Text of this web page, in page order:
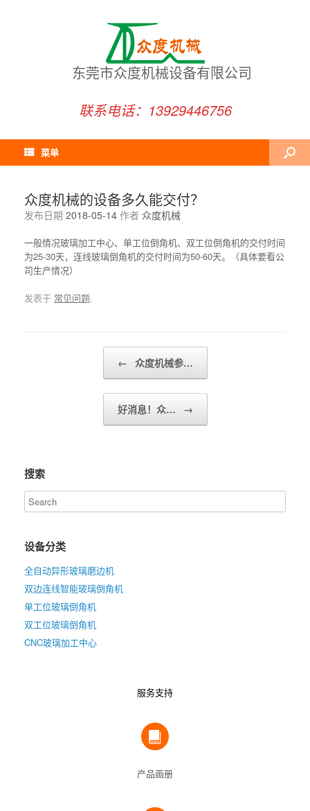
东莞市众度机械设备有限公司
联系电话：13929446756
菜单
众度机械的设备多久能交付？
发布日期 2018-05-14 作者 众度机械
一般情况玻璃加工中心、单工位倒角机、双工位倒角机的交付时间
为25-30天，连线玻璃倒角机的交付时间为50-60天。（具体要看公
司生产情况）
发表于 常见问题.
← 众度机械参…
好消息！众… →
搜索
设备分类
全自动异形玻璃磨边机
双边连线智能玻璃倒角机
单工位玻璃倒角机
双工位玻璃倒角机
CNC玻璃加工中心
服务支持
产品画册